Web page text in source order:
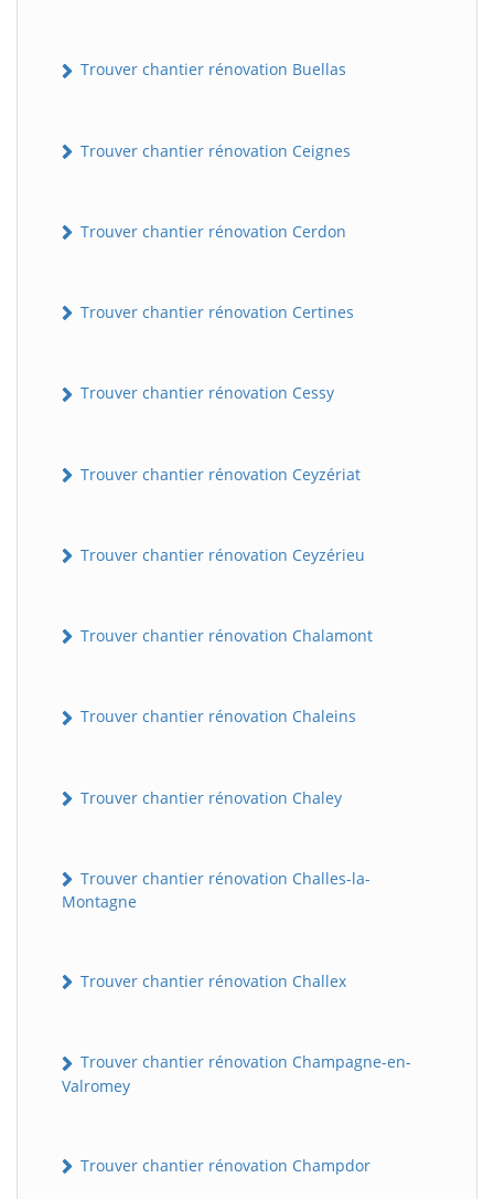
Trouver chantier rénovation Buellas
Trouver chantier rénovation Ceignes
Trouver chantier rénovation Cerdon
Trouver chantier rénovation Certines
Trouver chantier rénovation Cessy
Trouver chantier rénovation Ceyzériat
Trouver chantier rénovation Ceyzérieu
Trouver chantier rénovation Chalamont
Trouver chantier rénovation Chaleins
Trouver chantier rénovation Chaley
Trouver chantier rénovation Challes-la-
Montagne
Trouver chantier rénovation Challex
Trouver chantier rénovation Champagne-en-
Valromey
Trouver chantier rénovation Champdor